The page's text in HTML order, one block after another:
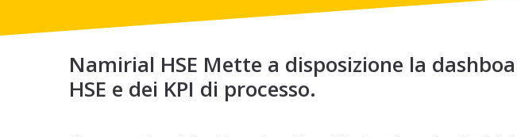
Namirial HSE Mette a disposizione la
HSE e dei KPI di processo.